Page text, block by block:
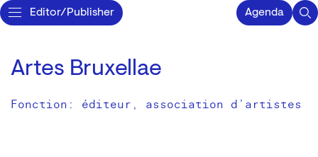
Editor/Publisher Agenda
Artes Bruxellae
Fonction: éditeur, association d’artistes